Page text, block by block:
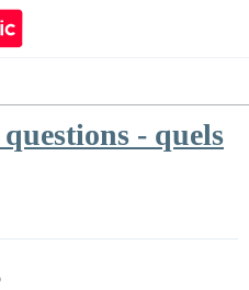
- quels